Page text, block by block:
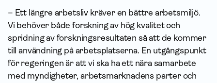
– Ett längre arbetsliv kräver en bättre arbetsmiljö.
Vi behöver både forskning av hög kvalitet och
spridning av forskningsresultaten så att de kommer
till användning på arbetsplatserna. En utgångspunkt
för regeringen är att vi ska ha ett nära sam­arbete
med myndigheter, arbets­marknadens parter och